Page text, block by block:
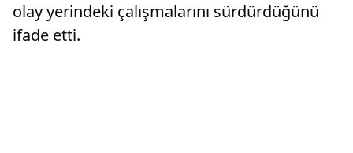
olay yerindeki çalışmalarını sürdürdüğünü
ifade etti.